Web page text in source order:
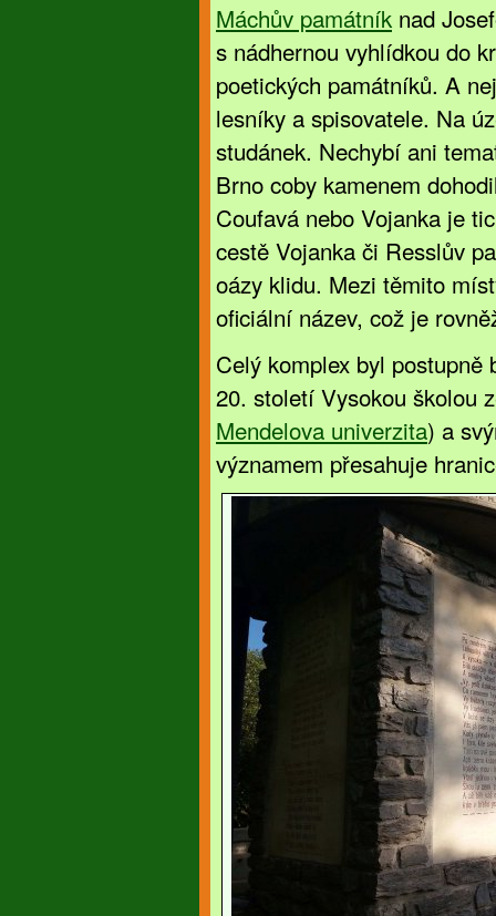
Máchův památník nad
s nádhernou vyhlídkou do
poetických památníků. A
lesníky a spisovatele. Na
studánek. Nechybí ani
Brno coby kamenem
Coufavá nebo Vojanka je
cestě Vojanka či Resslův
oázy klidu. Mezi těmito
oficiální název, což je
Celý komplex byl
20. století Vysokou školou
Mendelova univerzita) a
významem přesahuje